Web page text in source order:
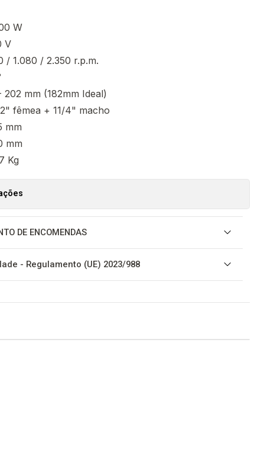
W
V
/ 1.080 / 2.350 r.p.m.
202 mm (182mm Ideal)
fêmea + 11/4" macho
mm
mm
Kg
DE ENCOMENDAS
- Regulamento (UE) 2023/988